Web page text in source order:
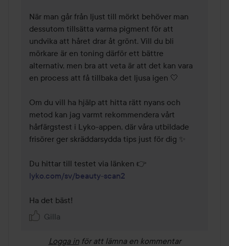
När man går från ljust till mörkt behöver man
dessutom tillsätta varma pigment för att
undvika att håret drar åt grönt. Vill du bli
mörkare är en toning därför ett bättre
alternativ, men bra att veta är att det kan vara
en process att få tillbaka det ljusa igen 🤍
Om du vill ha hjälp att hitta rätt nyans och
metod kan jag varmt rekommendera vårt
hårfärgstest i Lyko-appen, där våra utbildade
frisörer ger skräddarsydda tips just för dig ✨
lyko.com/sv/beauty-scan2
Ha det bäst!
Gilla
Logga in för att lämna en kommentar